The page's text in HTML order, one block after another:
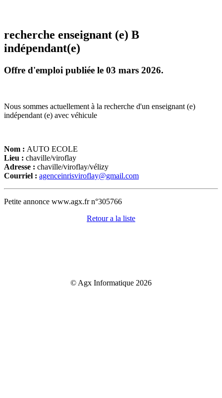
recherche enseignant (e) B
indépendant(e)
Offre d'emploi publiée le 03 mars 2026.
Nous sommes actuellement à la recherche d'un enseignant (e)
indépendant (e) avec véhicule
Nom : AUTO ECOLE
Lieu : chaville/viroflay
Adresse : chaville/viroflay/vélizy
Courriel : agenceinrisviroflay@gmail.com
Petite annonce www.agx.fr n°305766
Retour a la liste
© Agx Informatique 2026